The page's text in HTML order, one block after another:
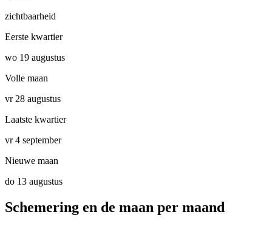
zichtbaarheid
Eerste kwartier
wo 19 augustus
Volle maan
vr 28 augustus
Laatste kwartier
vr 4 september
Nieuwe maan
do 13 augustus
Schemering en de maan per maand